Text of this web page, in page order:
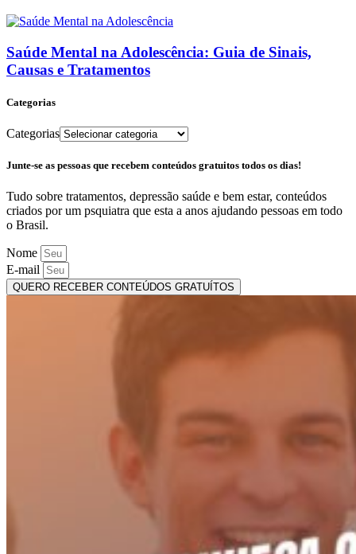
Saúde Mental na Adolescência: Guia de Sinais,
Causas e Tratamentos
Categorias
Categorias
Junte-se as pessoas que recebem conteúdos gratuitos todos os dias!
Tudo sobre tratamentos, depressão saúde e bem estar, conteúdos
criados por um psquiatra que esta a anos ajudando pessoas em todo
o Brasil.
Nome
E-mail
QUERO RECEBER CONTEÚDOS GRATUÍTOS